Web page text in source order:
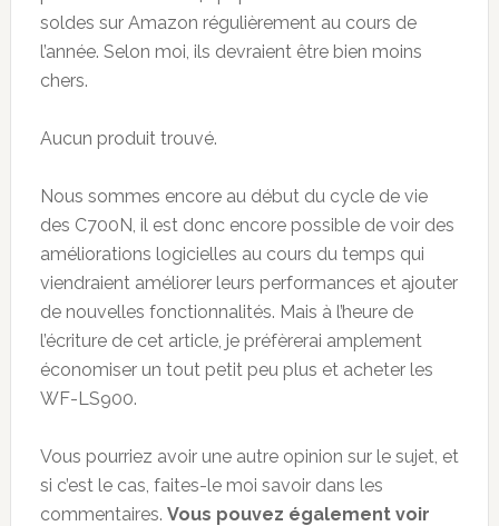
soldes sur Amazon régulièrement au cours de
l’année. Selon moi, ils devraient être bien moins
chers.
Aucun produit trouvé.
Nous sommes encore au début du cycle de vie
des C700N, il est donc encore possible de voir des
améliorations logicielles au cours du temps qui
viendraient améliorer leurs performances et ajouter
de nouvelles fonctionnalités. Mais à l’heure de
l’écriture de cet article, je préfèrerai amplement
économiser un tout petit peu plus et acheter les
WF-LS900.
Vous pourriez avoir une autre opinion sur le sujet, et
si c’est le cas, faites-le moi savoir dans les
commentaires. Vous pouvez également voir